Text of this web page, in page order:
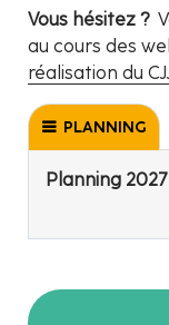
Vous hésitez ?
au cours des
réalisation du
PLANNING
Planning 2027